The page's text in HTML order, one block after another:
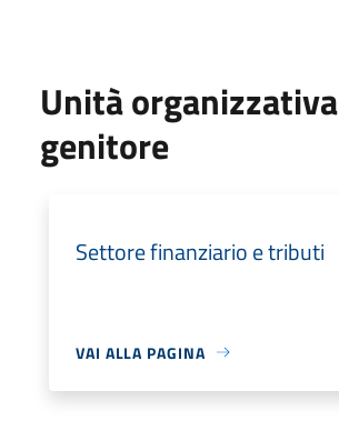
Unità organizzativa
genitore
Settore finanziario e tributi
VAI ALLA PAGINA